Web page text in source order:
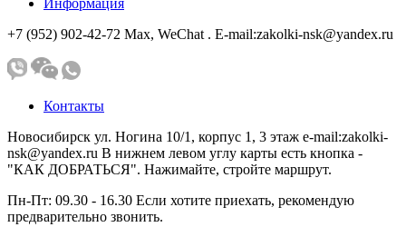
+7 (952) 902-42-72 Мах, WeChat . E-mail:zakolki-nsk@yandex.ru
Контакты
Новосибирск ул. Ногина 10/1, корпус 1, 3 этаж e-mail:zakolki-
nsk@yandex.ru В нижнем левом углу карты есть кнопка -
"КАК ДОБРАТЬСЯ". Нажимайте, стройте маршрут.
Пн-Пт: 09.30 - 16.30 Если хотите приехать, рекомендую
предварительно звонить.